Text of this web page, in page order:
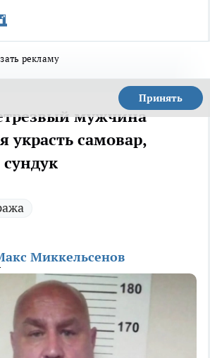
рекламу
Принять
мужчина
украсть самовар,
Миккельсенов